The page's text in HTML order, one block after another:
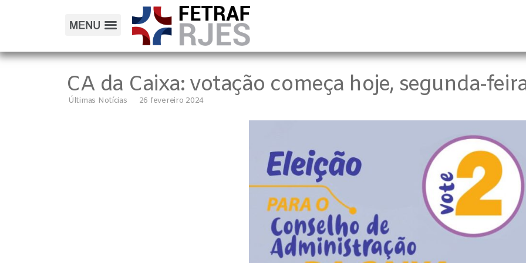
CA da Caixa: votação começa hoje, segunda-
Últimas Notícias 26 fevereiro 2024